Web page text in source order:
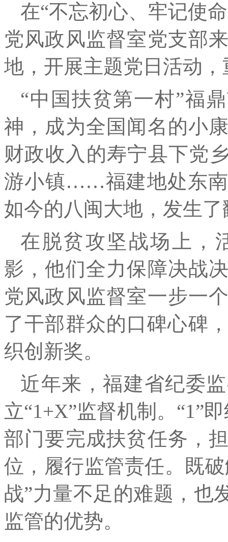
在“不忘初心、牢记使
党风政风监督室党支部
地，开展主题党日活动
“中国扶贫第一村”福
神，成为全国闻名的小
财政收入的寿宁县下党
游小镇……福建地处东南
如今的八闽大地，发生
在脱贫攻坚战场上，
影，他们全力保障决战
党风政风监督室一步一
了干部群众的口碑心碑
织创新奖。
近年来，福建省纪委
立“1+X”监督机制。“1”
部门要完成扶贫任务，
位，履行监管责任。既
战”力量不足的难题，也
监管的优势。